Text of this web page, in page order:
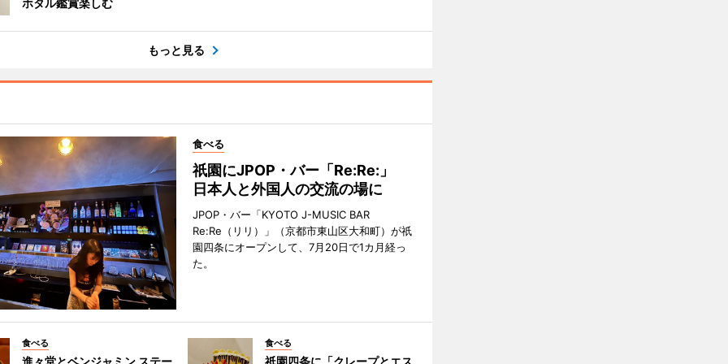
ホタル鑑賞楽しむ
もっと見る
食べる
祇園にJPOP・バー「Re:Re:」
日本人と外国人の交流の場に
JPOP・バー「KYOTO J-MUSIC BAR
Re:Re（リリ）」（京都市東山区大和町）が祇
園四条にオープンして、7月20日で1カ月経っ
た。
食べる
進々堂とベンジャミン ステー
食べる
祇園四条に「クレープとエス